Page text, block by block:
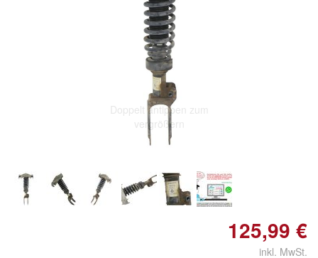
Doppelt antippen zum
vergrößern
125,99 €
inkl. MwSt.